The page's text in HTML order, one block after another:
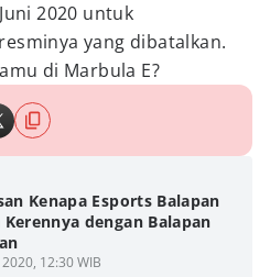
2020 untuk
yang dibatalkan.
di Marbula E?
Kenapa Esports Balapan
Kerennya dengan Balapan
12:30 WIB